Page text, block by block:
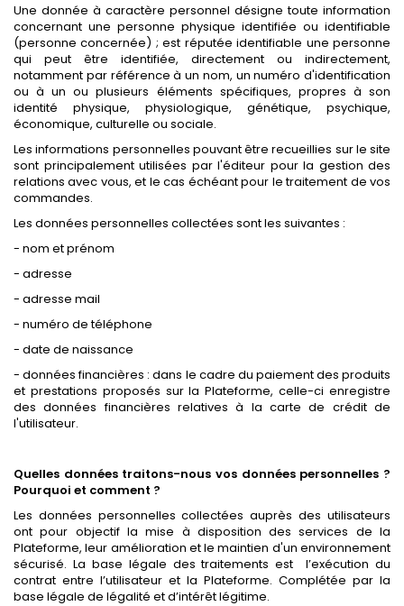
Une donnée à caractère personnel désigne toute information
concernant une personne physique identifiée ou identifiable
(personne concernée) ; est réputée identifiable une personne
qui peut être identifiée, directement ou indirectement,
notamment par référence à un nom, un numéro d'identification
ou à un ou plusieurs éléments spécifiques, propres à son
identité physique, physiologique, génétique, psychique,
économique, culturelle ou sociale.
Les informations personnelles pouvant être recueillies sur le site
sont principalement utilisées par l'éditeur pour la gestion des
relations avec vous, et le cas échéant pour le traitement de vos
commandes.
Les données personnelles collectées sont les suivantes :
- nom et prénom
- adresse
- adresse mail
- numéro de téléphone
- date de naissance
- données financières : dans le cadre du paiement des produits
et prestations proposés sur la Plateforme, celle-ci enregistre
des données financières relatives à la carte de crédit de
l'utilisateur.
Quelles données traitons-nous vos données personnelles ?
Pourquoi et comment ?
Les données personnelles collectées auprès des utilisateurs
ont pour objectif la mise à disposition des services de la
Plateforme, leur amélioration et le maintien d'un environnement
sécurisé. La base légale des traitements est l’exécution du
contrat entre l’utilisateur et la Plateforme. Complétée par la
base légale de légalité et d’intérêt légitime.